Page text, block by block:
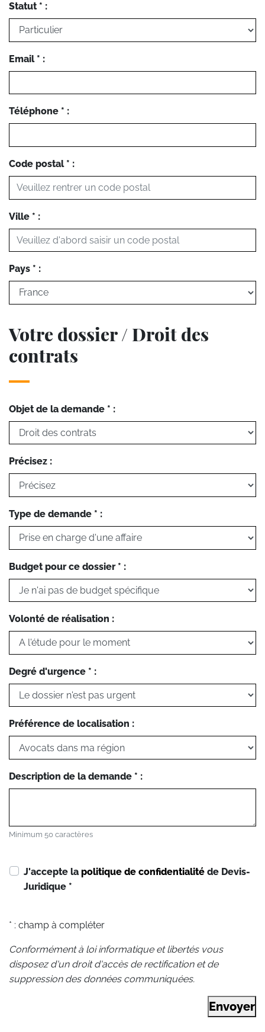
Statut * :
Email * :
Téléphone * :
Code postal * :
Ville * :
Pays * :
Votre dossier / Droit des
contrats
Objet de la demande * :
Précisez :
Type de demande * :
Budget pour ce dossier * :
Volonté de réalisation :
Degré d'urgence * :
Préférence de localisation :
Description de la demande * :
Minimum 50 caractères
J'accepte la politique de confidentialité de Devis-
Juridique *
* : champ à compléter
Conformément à loi informatique et libertés vous
disposez d'un droit d'accès de rectification et de
suppression des données communiquées.
Envoyer